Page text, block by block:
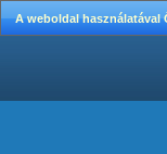
A weboldal